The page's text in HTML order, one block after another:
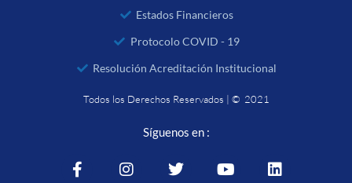
Estados Financieros
Protocolo COVID - 19
Resolución Acreditación Institucional
Todos los Derechos Reservados | © 2021
Síguenos en :